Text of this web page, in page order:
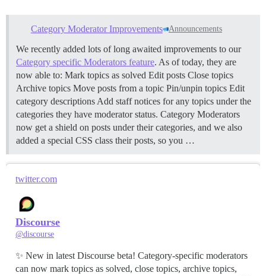
Category Moderator Improvements Announcements
We recently added lots of long awaited improvements to our
Category specific Moderators feature. As of today, they are
now able to: Mark topics as solved Edit posts Close topics
Archive topics Move posts from a topic Pin/unpin topics Edit
category descriptions Add staff notices for any topics under the
categories they have moderator status. Category Moderators
now get a shield on posts under their categories, and we also
added a special CSS class their posts, so you …
twitter.com
Discourse
@discourse
✨ New in latest Discourse beta! Category-specific moderators
can now mark topics as solved, close topics, archive topics,